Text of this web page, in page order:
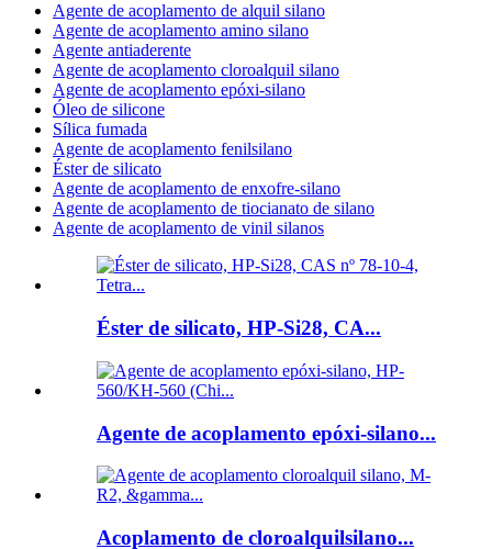
Agente de acoplamento de alquil silano
Agente de acoplamento amino silano
Agente antiaderente
Agente de acoplamento cloroalquil silano
Agente de acoplamento epóxi-silano
Óleo de silicone
Sílica fumada
Agente de acoplamento fenilsilano
Éster de silicato
Agente de acoplamento de enxofre-silano
Agente de acoplamento de tiocianato de silano
Agente de acoplamento de vinil silanos
Éster de silicato, HP-Si28, CA...
Agente de acoplamento epóxi-silano...
Acoplamento de cloroalquilsilano...